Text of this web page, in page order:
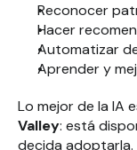
Reconocer
Hacer
Automatizar
Aprender y
Lo mejor de la IA
Valley: está
decida adoptarla.